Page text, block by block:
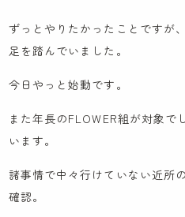
法人概要
IR情報
お問い合わせ
採用に関するお問い合わせ
ずっとやりたかったことですが
足を踏んでいました。
今日やっと始動です。
また年長のFLOWER組が対象で
います。
諸事情で中々行けていない近所
確認。